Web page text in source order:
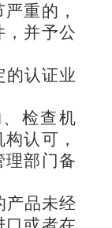
重的，
，并予公
的认证业
检查机
认可，
理部门备
产品未经